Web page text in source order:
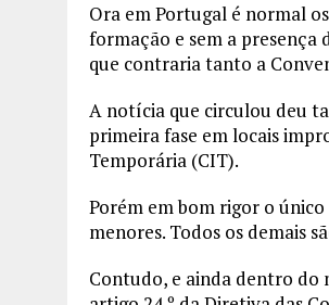
Ora em Portugal é normal
formação e sem a
que contraria tanto a
A notícia que circulou deu
primeira fase em locais
Temporária (CIT).
Porém em bom rigor o
menores. Todos os demais
Contudo, e ainda dentro do